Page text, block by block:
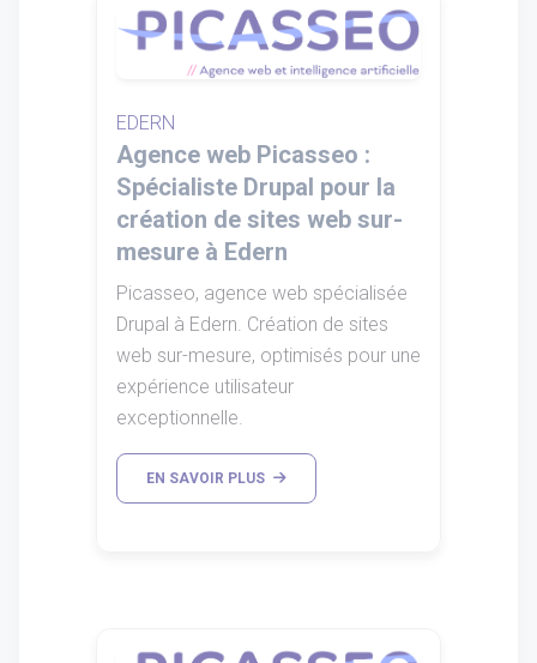
EDERN
Agence web Picasseo :
Spécialiste Drupal pour la
création de sites web sur-
mesure à Edern
Picasseo, agence web spécialisée
Drupal à Edern. Création de sites
web sur-mesure, optimisés pour une
expérience utilisateur
exceptionnelle.
EN SAVOIR PLUS